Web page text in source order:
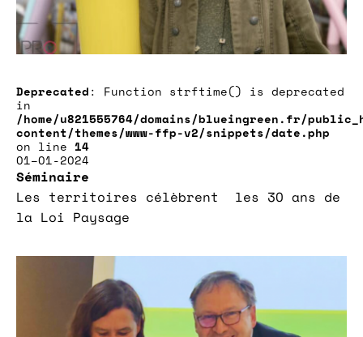
Deprecated: Function strftime() is deprecated
in
/home/u821555764/domains/blueingreen.fr/
content/themes/www-ffp-v2/snippets/date.php
on line 14
01–01-2024
Séminaire
Les territoires célèbrent les 30 ans de
la Loi Paysage